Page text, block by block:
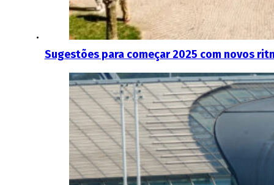
Sugestões para começar 2025 com novos